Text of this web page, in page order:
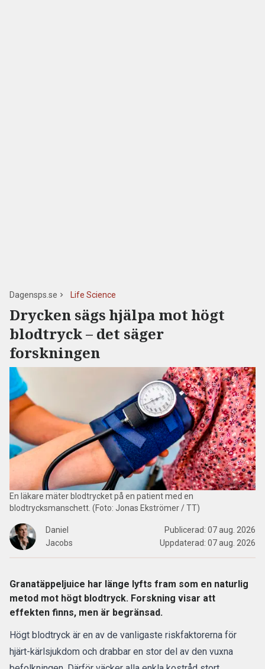
Dagensps.se Life Science
Drycken sägs hjälpa mot högt
blodtryck – det säger
forskningen
En läkare mäter blodtrycket på en patient med en
blodtrycksmanschett. (Foto: Jonas Ekströmer / TT)
Daniel
Jacobs
Publicerad: 07 aug. 2026
Uppdaterad: 07 aug. 2026
Granatäppeljuice har länge lyfts fram som en naturlig
metod mot högt blodtryck. Forskning visar att
effekten finns, men är begränsad.
Högt blodtryck är en av de vanligaste riskfaktorerna för
hjärt-kärlsjukdom och drabbar en stor del av den vuxna